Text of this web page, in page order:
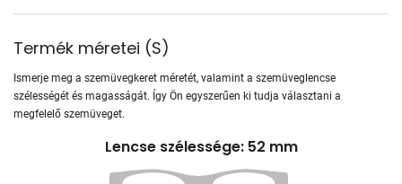
Termék méretei (S)
Ismerje meg a szemüvegkeret méretét, valamint a szemüveglencse
szélességét és magasságát. Így Ön egyszerűen ki tudja választani a
megfelelő szemüveget.
Lencse szélessége: 52 mm